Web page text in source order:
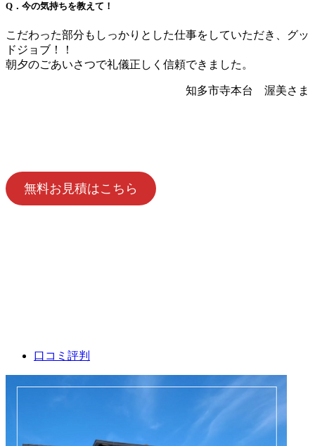
Q．今の気持ちを教えて！
こだわった部分もしっかりとした仕事をしていただき、グッ
ドジョブ！！
朝夕のごあいさつで礼儀正しく信頼できました。
知多市寺本台 渥美さま
無料お見積はこちら
口コミ評判